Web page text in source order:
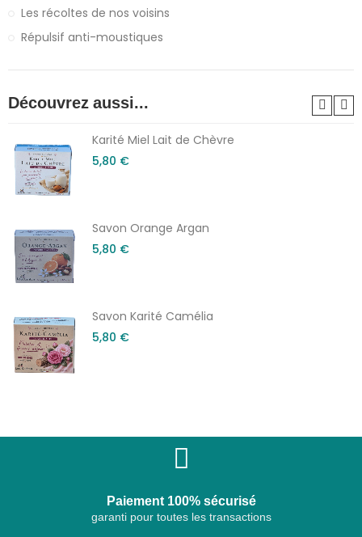
Les récoltes de nos voisins
Répulsif anti-moustiques
Découvrez aussi...
Karité Miel Lait de Chèvre
5,80 €
Savon Orange Argan
5,80 €
Savon Karité Camélia
5,80 €
Paiement 100% sécurisé
garanti pour toutes les transactions